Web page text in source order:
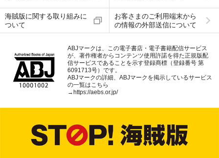
海賊版に関する取り組みに
ついて
お客さまのご利用端末から
の情報の外部送信について
ABJマークは、この電子書店・電子書籍配信サービス
が、著作権者からコンテンツ使用許諾を得た正規版配
信サービスであることを示す登録商標（登録番号 第
6091713号）です。
ABJマークの詳細、ABJマークを掲示しているサービス
の一覧はこちら
→ https://aebs.or.jp/